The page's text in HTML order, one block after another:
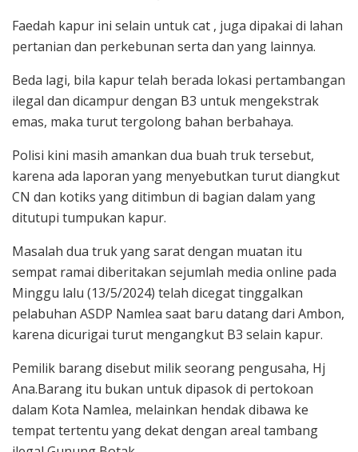
Faedah kapur ini selain untuk cat , juga dipakai di lahan
pertanian dan perkebunan serta dan yang lainnya.
Beda lagi, bila kapur telah berada lokasi pertambangan
ilegal dan dicampur dengan B3 untuk mengekstrak
emas, maka turut tergolong bahan berbahaya.
Polisi kini masih amankan dua buah truk tersebut,
karena ada laporan yang menyebutkan turut diangkut
CN dan kotiks yang ditimbun di bagian dalam yang
ditutupi tumpukan kapur.
Masalah dua truk yang sarat dengan muatan itu
sempat ramai diberitakan sejumlah media online pada
Minggu lalu (13/5/2024) telah dicegat tinggalkan
pelabuhan ASDP Namlea saat baru datang dari Ambon,
karena dicurigai turut mengangkut B3 selain kapur.
Pemilik barang disebut milik seorang pengusaha, Hj
Ana.Barang itu bukan untuk dipasok di pertokoan
dalam Kota Namlea, melainkan hendak dibawa ke
tempat tertentu yang dekat dengan areal tambang